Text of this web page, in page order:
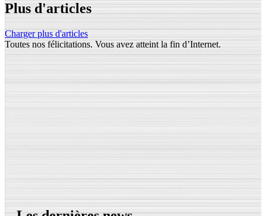
Plus d'articles
Charger plus d'articles
Toutes nos félicitations. Vous avez atteint la fin d’Internet.